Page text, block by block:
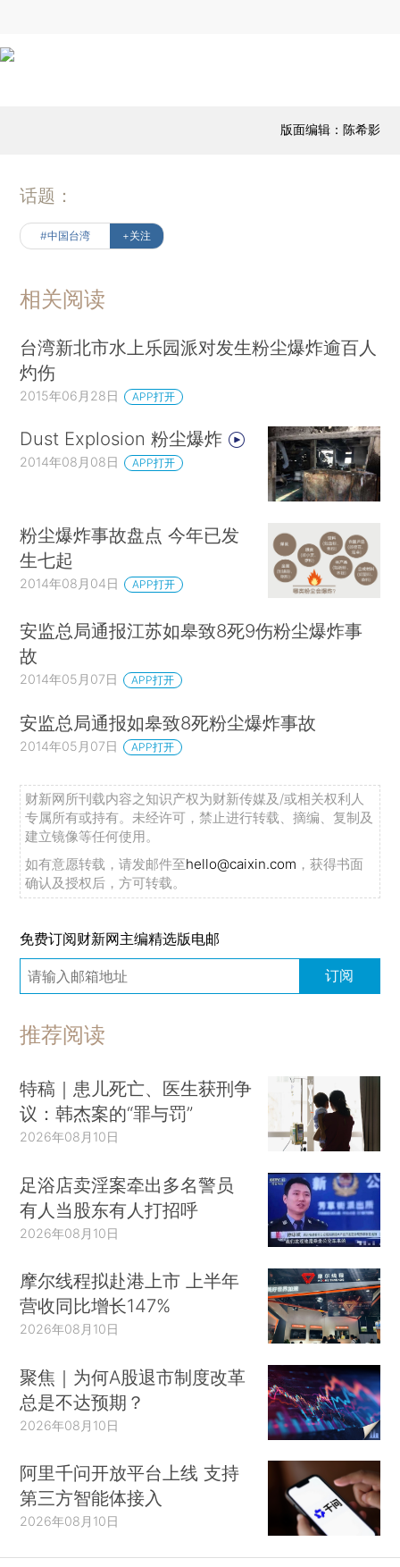
版面编辑：陈希影
话题：
#中国台湾 +关注
相关阅读
台湾新北市水上乐园派对发生粉尘爆炸逾百人
灼伤
2015年06月28日 APP打开
Dust Explosion 粉尘爆炸
2014年08月08日 APP打开
粉尘爆炸事故盘点 今年已发
生七起
2014年08月04日 APP打开
安监总局通报江苏如皋致8死9伤粉尘爆炸事
故
2014年05月07日 APP打开
安监总局通报如皋致8死粉尘爆炸事故
2014年05月07日 APP打开
财新网所刊载内容之知识产权为财新传媒及/或相关权利人
专属所有或持有。未经许可，禁止进行转载、摘编、复制及
建立镜像等任何使用。
如有意愿转载，请发邮件至hello@caixin.com ，获得书面
确认及授权后，方可转载。
免费订阅财新网主编精选版电邮
订阅
推荐阅读
特稿｜患儿死亡、医生获刑争
议：韩杰案的“罪与罚”
2026年08月10日
足浴店卖淫案牵出多名警员
有人当股东有人打招呼
2026年08月10日
摩尔线程拟赴港上市 上半年
营收同比增长147%
2026年08月10日
聚焦｜为何A股退市制度改革
总是不达预期？
2026年08月10日
阿里千问开放平台上线 支持
第三方智能体接入
2026年08月10日